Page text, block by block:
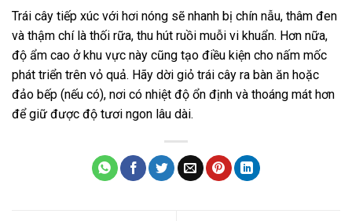
Trái cây tiếp xúc với hơi nóng sẽ nhanh bị chín nẫu, thâm đen
và thậm chí là thối rữa, thu hút ruồi muỗi vi khuẩn. Hơn nữa,
độ ẩm cao ở khu vực này cũng tạo điều kiện cho nấm mốc
phát triển trên vỏ quả. Hãy dời giỏ trái cây ra bàn ăn hoặc
đảo bếp (nếu có), nơi có nhiệt độ ổn định và thoáng mát hơn
để giữ được độ tươi ngon lâu dài.